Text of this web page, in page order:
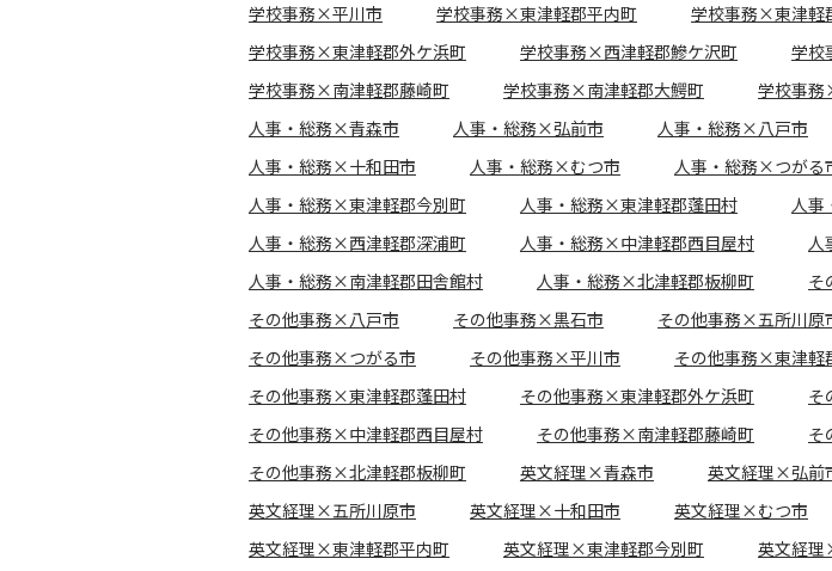
学校事務×平川市
学校事務×東津軽郡平内町 学校事務×東津軽
学校事務×東津軽郡外ケ浜町
学校事務×西津軽郡鰺ケ沢町 学校
学校事務×南津軽郡藤崎町
学校事務×南津軽郡大鰐町 学校事
人事・総務×青森市
人事・総務×弘前市 人事・総務×八戸市
人事・総務×十和田市
人事・総務×むつ市 人事・総務×つがる
人事・総務×東津軽郡今別町
人事・総務×東津軽郡蓬田村 人事
人事・総務×西津軽郡深浦町
人事・総務×中津軽郡西目屋村 人
人事・総務×南津軽郡田舎館村
人事・総務×北津軽郡板柳町 そ
その他事務×八戸市
その他事務×黒石市 その他事務×五所川原
その他事務×つがる市
その他事務×平川市 その他事務×東津軽
その他事務×東津軽郡蓬田村
その他事務×東津軽郡外ケ浜町 そ
その他事務×中津軽郡西目屋村
その他事務×南津軽郡藤崎町 そ
その他事務×北津軽郡板柳町
英文経理×青森市 英文経理×弘前
英文経理×五所川原市
英文経理×十和田市 英文経理×むつ市
英文経理×東津軽郡平内町
英文経理×東津軽郡今別町 英文経